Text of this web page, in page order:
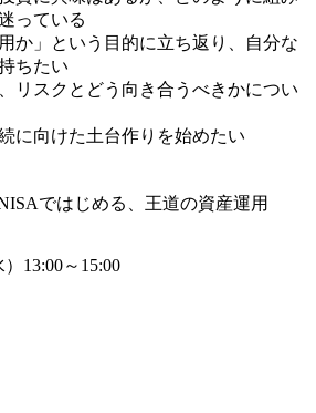
っている
か」という目的に立ち返り、自分な
ちたい
リスクとどう向き合うべきかについ
に向けた土台作りを始めたい
ではじめる、王道の資産運用
13:00～15:00